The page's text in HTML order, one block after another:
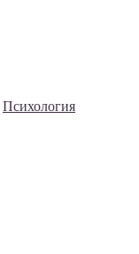
Психология